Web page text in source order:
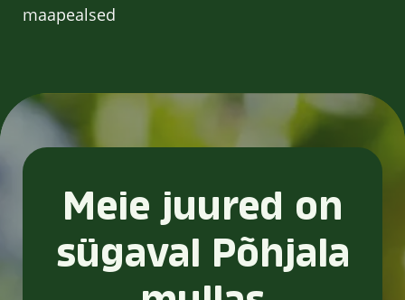
maapealsed
Meie juured on
sügaval Põhjala